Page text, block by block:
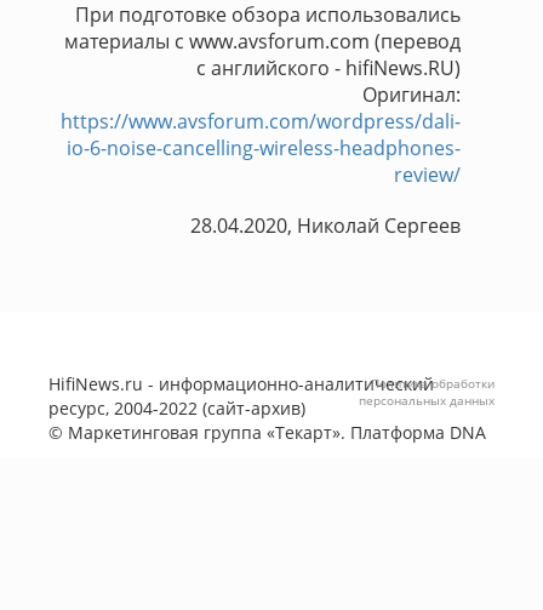
При подготовке обзора использовались
материалы с www.avsforum.com (перевод
с английского - hifiNews.RU)
Оригинал:
https://www.avsforum.com/wordpress/dali-
io-6-noise-cancelling-wireless-headphones-
review/
28.04.2020, Николай Сергеев
HifiNews.ru - информационно-аналитический
ресурс, 2004-2022 (сайт-архив)
© Маркетинговая группа «Текарт». Платформа DNA
Политика обработки
персональных данных